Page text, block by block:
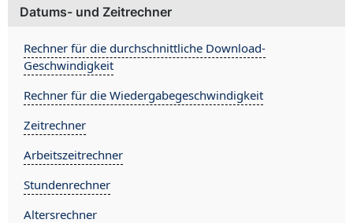
Datums- und Zeitrechner
Rechner für die durchschnittliche Download-
Geschwindigkeit
Rechner für die Wiedergabegeschwindigkeit
Zeitrechner
Arbeitszeitrechner
Stundenrechner
Altersrechner